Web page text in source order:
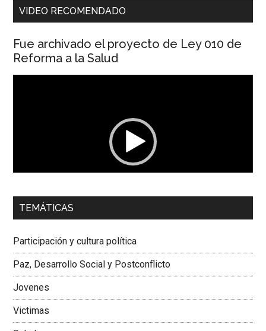
VIDEO RECOMENDADO
Fue archivado el proyecto de Ley 010 de
Reforma a la Salud
00:00 01:04
Colombiana
TEMÁTICAS
Participación y cultura política
Paz, Desarrollo Social y Postconflicto
Jovenes
Victimas